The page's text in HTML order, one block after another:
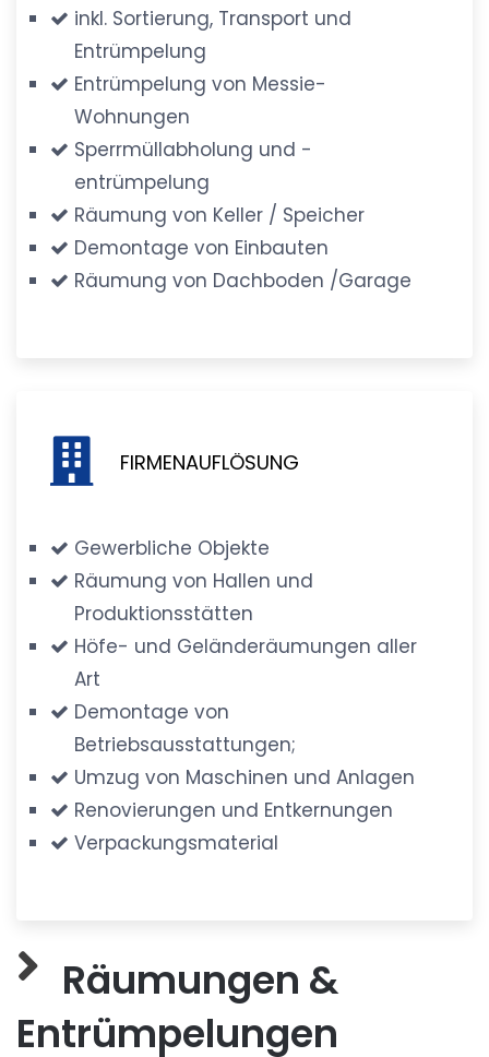
inkl. Sortierung, Transport und
Entrümpelung
Entrümpelung von Messie-
Wohnungen
Sperrmüllabholung und -
entrümpelung
Räumung von Keller / Speicher
Demontage von Einbauten
Räumung von Dachboden /Garage
FIRMENAUFLÖSUNG
Gewerbliche Objekte
Räumung von Hallen und
Produktionsstätten
Höfe- und Geländeräumungen aller
Art
Demontage von
Betriebsausstattungen;
Umzug von Maschinen und Anlagen
Renovierungen und Entkernungen
Verpackungsmaterial
Räumungen &
Entrümpelungen